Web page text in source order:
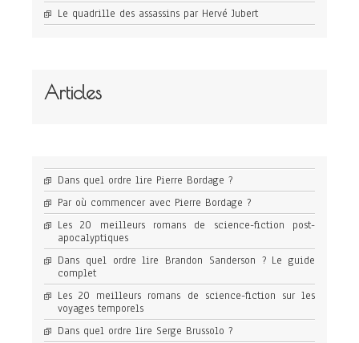
Le quadrille des assassins par Hervé Jubert
Articles
Dans quel ordre lire Pierre Bordage ?
Par où commencer avec Pierre Bordage ?
Les 20 meilleurs romans de science-fiction post-
apocalyptiques
Dans quel ordre lire Brandon Sanderson ? Le guide
complet
Les 20 meilleurs romans de science-fiction sur les
voyages temporels
Dans quel ordre lire Serge Brussolo ?